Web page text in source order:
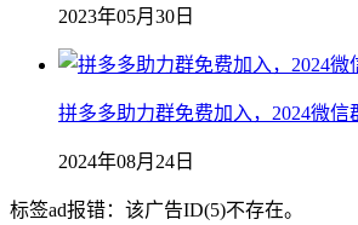
2023年05月30日
拼多多助力群免费加入，2024微信
2024年08月24日
标签ad报错：该广告ID(5)不存在。